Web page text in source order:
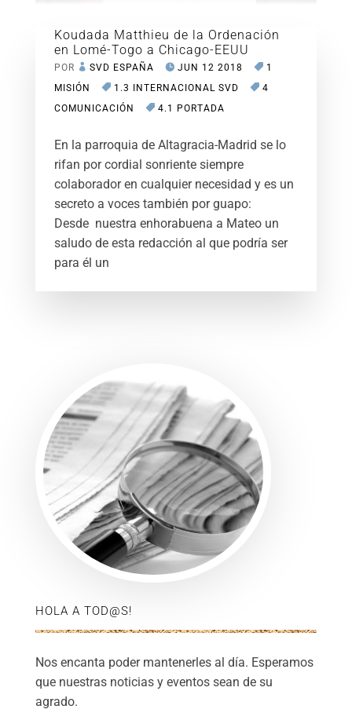
Koudada Matthieu de la Ordenación
en Lomé-Togo a Chicago-EEUU
POR SVD ESPAÑA JUN 12 2018
1
MISIÓN
1.3 INTERNACIONAL SVD
4
COMUNICACIÓN
4.1 PORTADA
En la parroquia de Altagracia-Madrid se lo
rifan por cordial sonriente siempre
colaborador en cualquier necesidad y es un
secreto a voces también por guapo:
Desde nuestra enhorabuena a Mateo un
saludo de esta redacción al que podría ser
para él un
HOLA A TOD@S!
Nos encanta poder mantenerles al día. Esperamos
que nuestras noticias y eventos sean de su
agrado.